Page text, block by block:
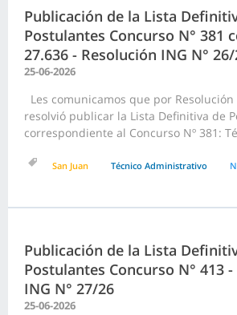
Publicación de la Lista
Postulantes Concurso N° 381
27.636 - Resolución ING N°
25-06-2026
Les comunicamos que por Resolución
resolvió publicar la Lista Definitiva de
correspondiente al Concurso Nº 381:
San Juan Técnico Administrativo
Publicación de la Lista
Postulantes Concurso N° 413
ING N° 27/26
25-06-2026